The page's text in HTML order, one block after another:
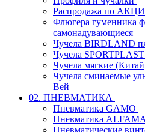
Распродажа по
Флюгера гуменника
самонадувающиеся
Чучела BIRDLAND
Чучела
Чучела мягкие
Чучела сминаемые
Вей
02. ПНЕВМАТИКА
Пневматика GAMO
Пневматика
Пневматические